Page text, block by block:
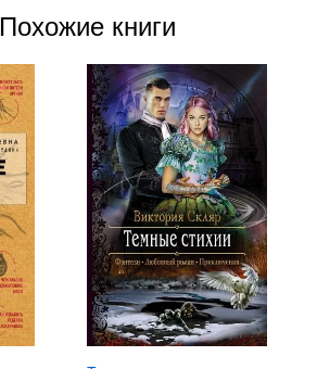
Похожие книги